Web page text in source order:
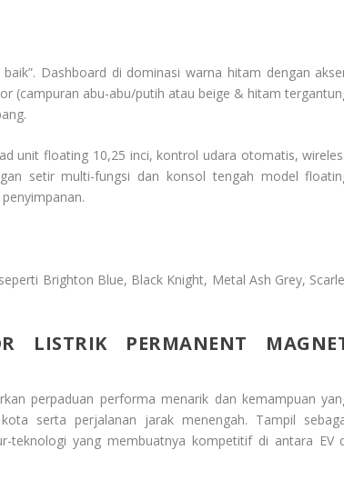
Dashboard di dominasi warna hitam dengan
(campuran abu-abu/putih atau beige & hitam
unit floating 10,25 inci, kontrol udara otomatis,
setir multi-fungsi dan konsol tengah model
Brighton Blue, Black Knight, Metal Ash Grey,
LISTRIK PERMANENT
perpaduan performa menarik dan kemampuan
serta perjalanan jarak menengah. Tampil
teknologi yang membuatnya kompetitif di antara EV